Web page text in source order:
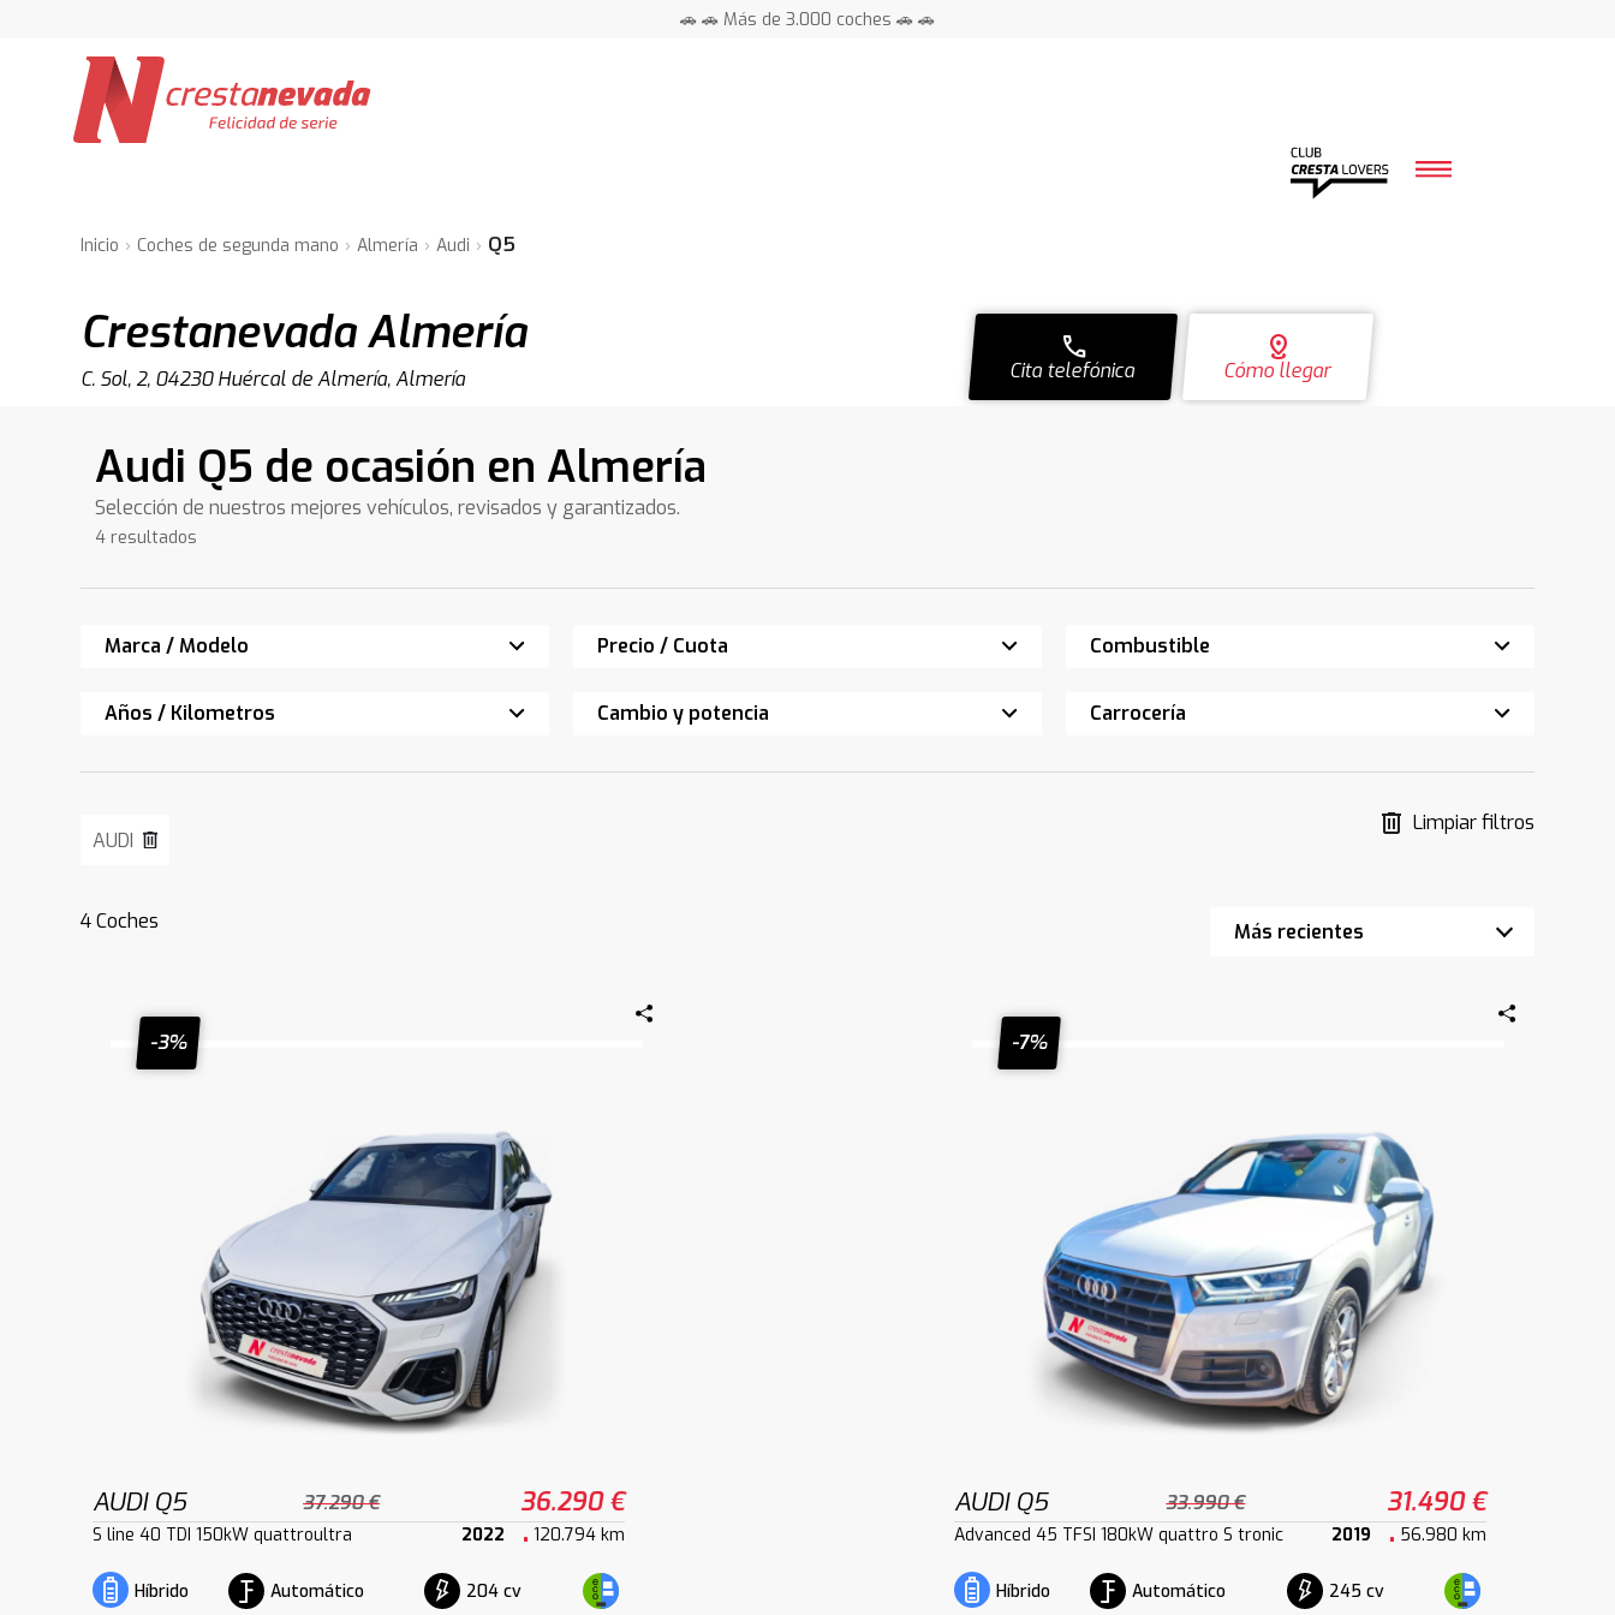
🚗 🚗 Más de 3.000 coches 🚗 🚗
Inicio Coches de segunda mano Almería Audi Q5
Crestanevada Almería
C. Sol, 2, 04230 Huércal de Almería, Almería
distance
Cómo llegar
call
Cita telefónica
Audi Q5 de ocasión en Almería
Selección de nuestros mejores vehículos, revisados y garantizados.
4 resultados
Marca / Modelo Precio / Cuota Combustible
Años / Kilometros Cambio y potencia Carrocería
AUDI
Limpiar filtros
4Coches
-3%
AUDI Q5 37.290 € 36.290 €
S line 40 TDI 150kW quattroultra 2022 120.794 km
Híbrido Automático 204 cv
-7%
AUDI Q5 33.990 € 31.490 €
Advanced 45 TFSI 180kW quattro S tronic 2019 56.980 km
Híbrido Automático 245 cv